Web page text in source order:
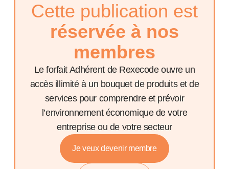
Cette publication est
réservée à nos
membres
Le forfait Adhérent de Rexecode ouvre un
accès illimité à un bouquet de produits et de
services pour comprendre et prévoir
l’environnement économique de votre
entreprise ou de votre secteur
Je veux devenir membre